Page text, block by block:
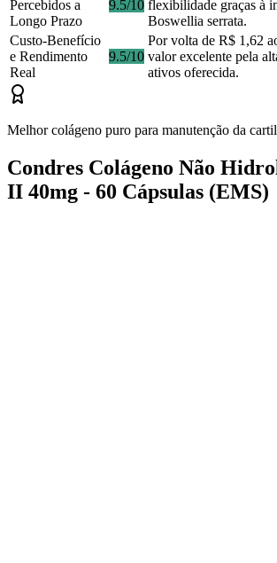
Percebidos a
Longo Prazo
9.5/10 flexibilidade graças à
Boswellia serrata.
Custo-Benefício
e Rendimento
Real
9.5/10
Por volta de R$ 1,62
valor excelente pela
ativos oferecida.
Melhor colágeno puro para manutenção da
Condres Colágeno Não
II 40mg - 60 Cápsulas (EMS)